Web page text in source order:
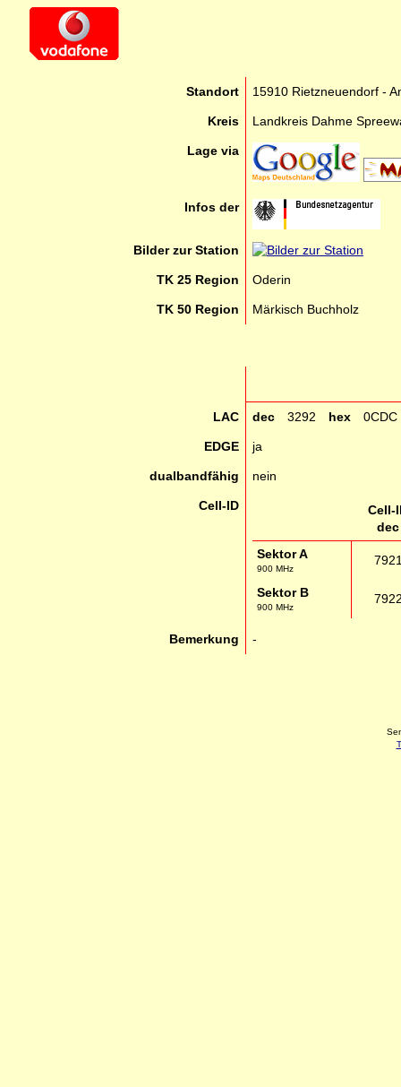
Standort 15910 Rietzneuendorf -
Kreis Landkreis Dahme
Lage via
Infos der
Bilder zur Station
TK 25 Region Oderin
TK 50 Region Märkisch Buchholz
LAC dec 3292 hex 0CDC
EDGE ja
dualbandfähig nein
Cell-ID
Cell-
dec
Sektor A
900 MHz
Sektor B
900 MHz
Bemerkung -